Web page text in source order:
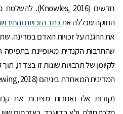
החוקה שכללה אתכתב הזכויות
את ההגנה על זכויות האדם במדינה.
שהתרבות הקנדית מאופיינת בתפיסה
לקיומן של תרבויות שונות זו בצד זו,
המדינית המאחדת ביניהם (Brosseau & Dewing, 2018).
נקודות אלו ואחרות מציבות את